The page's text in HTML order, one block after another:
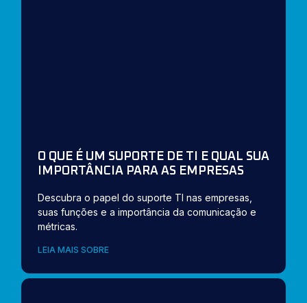
O QUE É UM SUPORTE DE TI E QUAL SUA
IMPORTÂNCIA PARA AS EMPRESAS
Descubra o papel do suporte TI nas empresas,
suas funções e a importância da comunicação e
métricas.
LEIA MAIS SOBRE